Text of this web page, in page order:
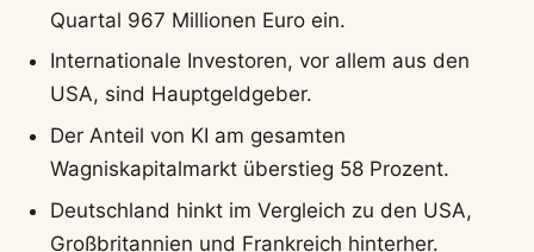
Quartal 967 Millionen Euro ein.
Internationale Investoren, vor allem aus den
USA, sind Hauptgeldgeber.
Der Anteil von KI am gesamten
Wagniskapitalmarkt überstieg 58 Prozent.
Deutschland hinkt im Vergleich zu den USA,
Großbritannien und Frankreich hinterher.